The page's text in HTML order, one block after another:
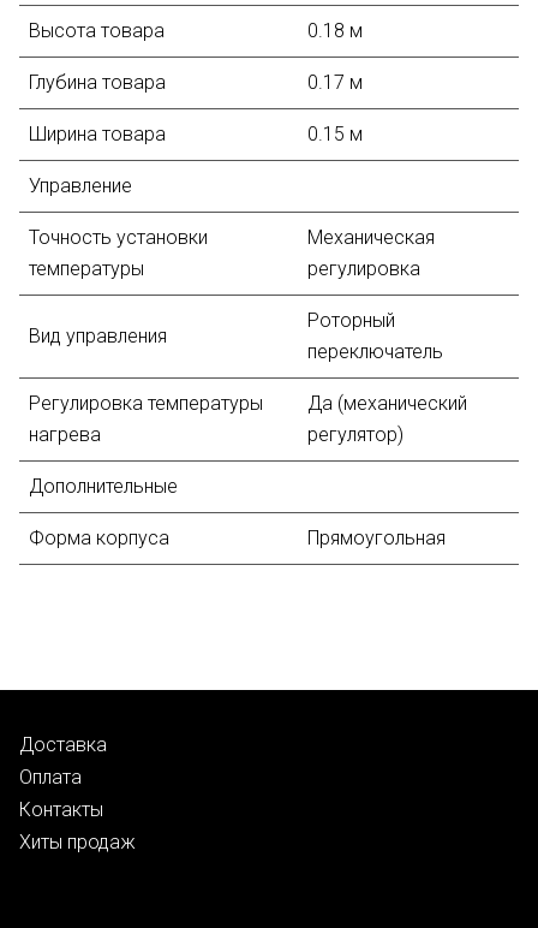
Высота товара 0.18 м
Глубина товара 0.17 м
Ширина товара 0.15 м
Управление
Точность установки
температуры
Механическая
регулировка
Вид управления
Роторный
переключатель
Регулировка температуры
нагрева
Да (механический
регулятор)
Дополнительные
Форма корпуса Прямоугольная
Доставка
Оплата
Контакты
Хиты продаж